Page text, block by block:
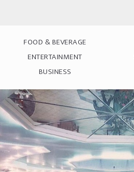
FOOD & BEVERAGE
ENTERTAINMENT
BUSINESS